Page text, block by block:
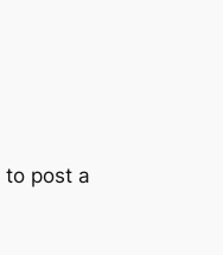
to post a